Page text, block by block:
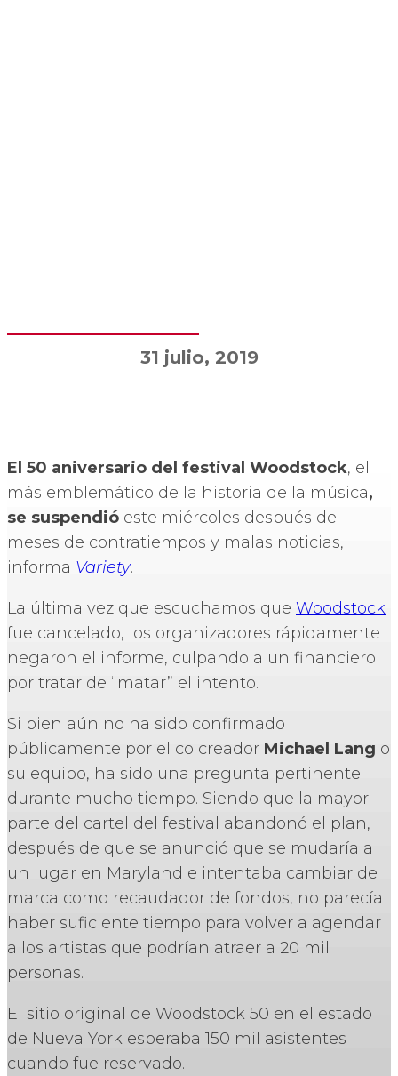
31 julio, 2019
El 50 aniversario del festival Woodstock, el
más emblemático de la historia de la música,
se suspendió este miércoles después de
meses de contratiempos y malas noticias,
informa Variety.
La última vez que escuchamos que Woodstock
fue cancelado, los organizadores rápidamente
negaron el informe, culpando a un financiero
por tratar de “matar” el intento.
Si bien aún no ha sido confirmado
públicamente por el co creador Michael Lang o
su equipo, ha sido una pregunta pertinente
durante mucho tiempo. Siendo que la mayor
parte del cartel del festival abandonó el plan,
después de que se anunció que se mudaría a
un lugar en Maryland e intentaba cambiar de
marca como recaudador de fondos, no parecía
haber suficiente tiempo para volver a agendar
a los artistas que podrían atraer a 20 mil
personas.
El sitio original de Woodstock 50 en el estado
de Nueva York esperaba 150 mil asistentes
cuando fue reservado.